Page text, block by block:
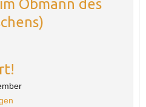
Obmann des